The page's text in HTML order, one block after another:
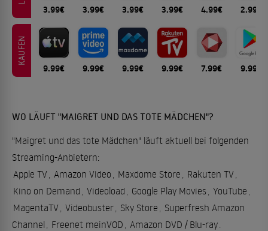
3.99€ 3.99€ 3.99€ 3.99€ 4.99€ 2.99€
KAUFEN
9.99€ 9.99€ 9.99€ 9.99€ 7.99€ 9.99€
WO LÄUFT "MAIGRET UND DAS TOTE MÄDCHEN"?
"Maigret und das tote Mädchen" läuft aktuell bei folgenden
Streaming-Anbietern:
Apple TV Amazon Video Maxdome Store Rakuten TV
Kino on Demand Videoload Google Play Movies YouTube
MagentaTV Videobuster Sky Store
Superfresh Amazon
Channel
Freenet meinVOD Amazon DVD / Blu-ray